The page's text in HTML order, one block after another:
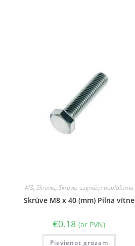
M8, Skrūves, Skrūves uzgriežņi paplāksnes
Skrūve M8 x 40 (mm) Pilna vītne
€0.18 (ar PVN)
Pievienot grozam